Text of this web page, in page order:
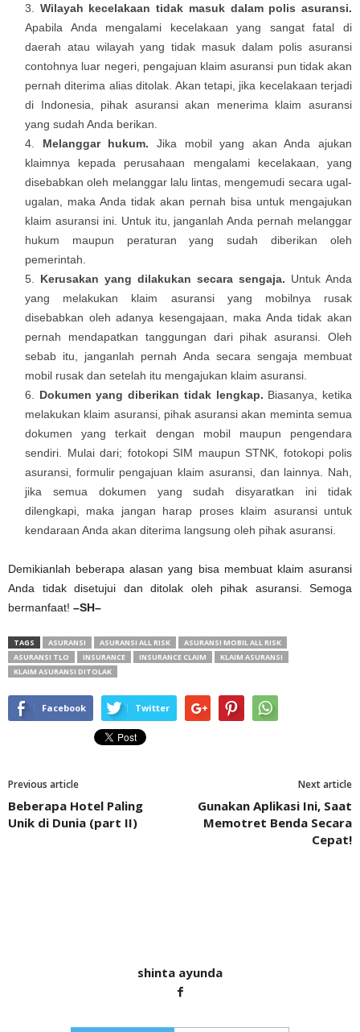
Wilayah kecelakaan tidak masuk dalam polis asuransi.
Apabila Anda mengalami kecelakaan yang sangat fatal di
daerah atau wilayah yang tidak masuk dalam polis asuransi
contohnya luar negeri, pengajuan klaim asuransi pun tidak akan
pernah diterima alias ditolak. Akan tetapi, jika kecelakaan terjadi
di Indonesia, pihak asuransi akan menerima klaim asuransi
yang sudah Anda berikan.
Melanggar hukum. Jika mobil yang akan Anda ajukan
klaimnya kepada perusahaan mengalami kecelakaan, yang
disebabkan oleh melanggar lalu lintas, mengemudi secara ugal-
ugalan, maka Anda tidak akan pernah bisa untuk mengajukan
klaim asuransi ini. Untuk itu, janganlah Anda pernah melanggar
hukum maupun peraturan yang sudah diberikan oleh
pemerintah.
Kerusakan yang dilakukan secara sengaja. Untuk Anda
yang melakukan klaim asuransi yang mobilnya rusak
disebabkan oleh adanya kesengajaan, maka Anda tidak akan
pernah mendapatkan tanggungan dari pihak asuransi. Oleh
sebab itu, janganlah pernah Anda secara sengaja membuat
mobil rusak dan setelah itu mengajukan klaim asuransi.
Dokumen yang diberikan tidak lengkap. Biasanya, ketika
melakukan klaim asuransi, pihak asuransi akan meminta semua
dokumen yang terkait dengan mobil maupun pengendara
sendiri. Mulai dari; fotokopi SIM maupun STNK, fotokopi polis
asuransi, formulir pengajuan klaim asuransi, dan lainnya. Nah,
jika semua dokumen yang sudah disyaratkan ini tidak
dilengkapi, maka jangan harap proses klaim asuransi untuk
kendaraan Anda akan diterima langsung oleh pihak asuransi.
Demikianlah beberapa alasan yang bisa membuat klaim asuransi
Anda tidak disetujui dan ditolak oleh pihak asuransi. Semoga
bermanfaat! –SH–
TAGS ASURANSI ASURANSI ALL RISK
ASURANSI MOBIL ALL RISK
ASURANSI TLO
INSURANCE INSURANCE CLAIM
KLAIM ASURANSI
KLAIM ASURANSI DITOLAK
Facebook Twitter
Previous article
Beberapa Hotel Paling
Unik di Dunia (part II)
Next article
Gunakan Aplikasi Ini, Saat
Memotret Benda Secara
Cepat!
shinta ayunda